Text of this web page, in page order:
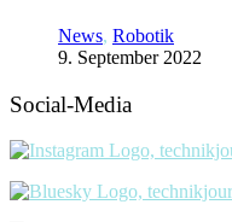
News, Robotik
9. September 2022
Social-Media